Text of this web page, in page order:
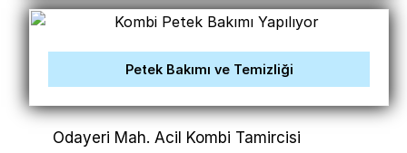
Petek Bakımı ve Temizliği
Odayeri Mah. Acil Kombi Tamircisi